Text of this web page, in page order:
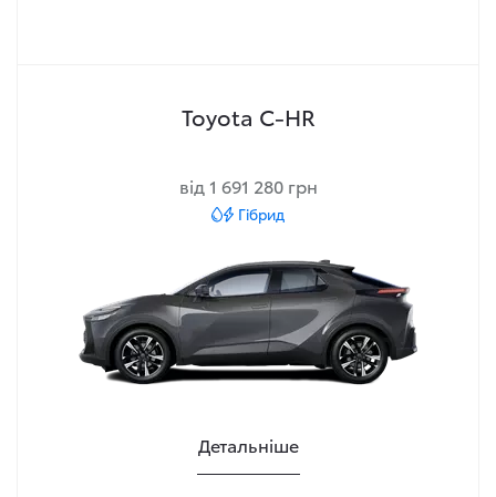
Toyota C-HR
від 1 691 280 грн
Гібрид
Детальніше